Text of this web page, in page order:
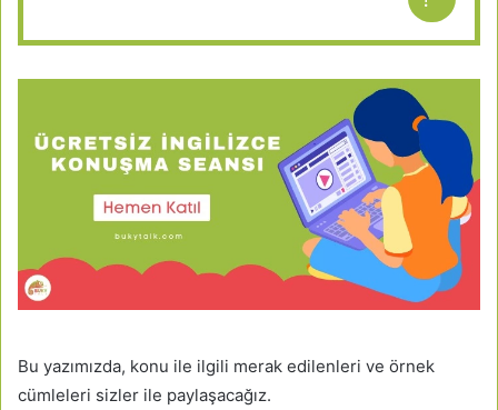
Bu yazımızda, konu ile ilgili merak edilenleri ve örnek
cümleleri sizler ile paylaşacağız.